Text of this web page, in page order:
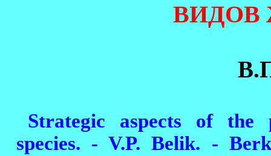
Strategic aspects of the
species. - V.P. Belik. -